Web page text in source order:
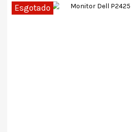
Esgotado